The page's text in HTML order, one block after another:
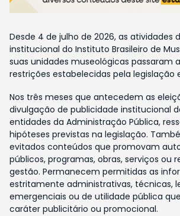
Desde 4 de julho de 2026, as atividades
institucional do Instituto Brasileiro de
suas unidades museológicas passaram
restrições estabelecidas pela legislação
Nos três meses que antecedem as
divulgação de publicidade institucional
entidades da Administração Pública,
hipóteses previstas na legislação.
evitados conteúdos que promovam
públicos, programas, obras, serviços ou
gestão. Permanecem permitidas as
estritamente administrativas, técnicas,
emergenciais ou de utilidade pública
caráter publicitário ou promocional.